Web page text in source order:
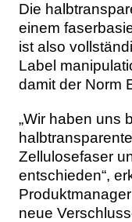
Die
einem
ist also
Label
damit der Norm
„Wir haben uns
Zellulosefaser
entschieden“,
neue